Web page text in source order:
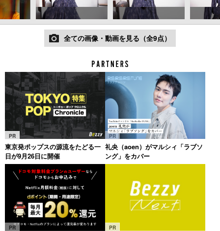
全ての画像・動画を見る（全9点）
PR
東京発ポップスの源流をたどる一
日が9月26日に開催
PR
礼央（aoen）がマルシィ「ラブソ
ング」をカバー
PR PR